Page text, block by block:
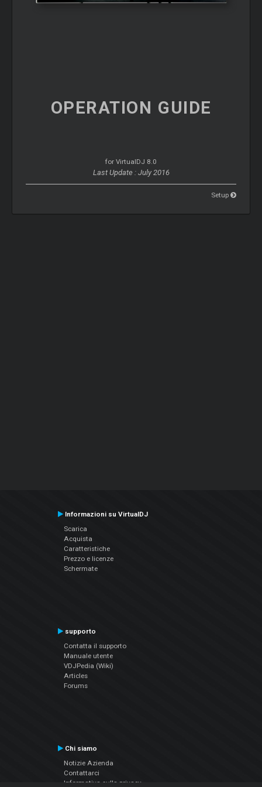
OPERATION GUIDE
for VirtualDJ 8.0
Last Update : July 2016
Setup
Informazioni su VirtualDJ
Scarica
Acquista
Caratteristiche
Prezzo e licenze
Schermate
supporto
Contatta il supporto
Manuale utente
VDJPedia (Wiki)
Articles
Forums
Chi siamo
Notizie Azienda
Contattarci
Informativa sulla privacy